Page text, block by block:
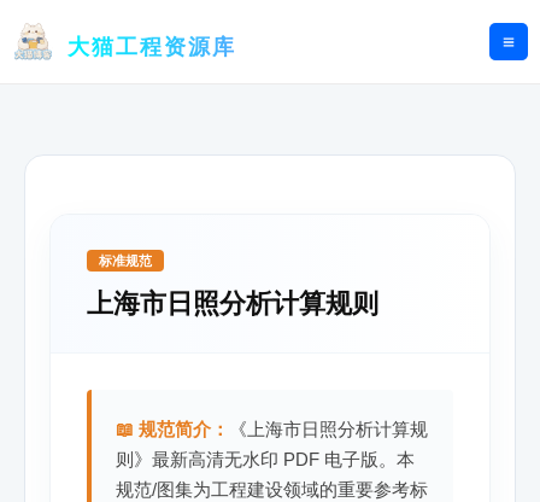
大猫工程资源库
标准规范
上海市日照分析计算规则
📖 规范简介：
《上海市日照分析计算规
则》最新高清无水印 PDF 电子版。本
规范/图集为工程建设领域的重要参考标